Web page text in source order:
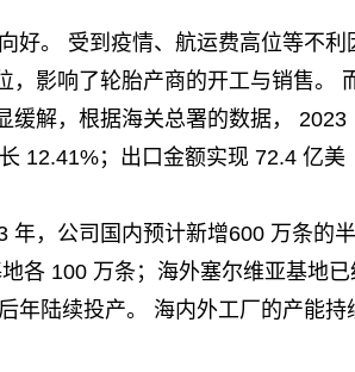
好。 受到疫情、航运费高位等不利
，影响了轮胎产商的开工与销售。
缓解，根据海关总署的数据， 2023
12.41%；出口金额实现 72.4 亿美
年，公司国内预计新增600 万条的半
各 100 万条；海外塞尔维亚基地已
年陆续投产。 海内外工厂的产能持